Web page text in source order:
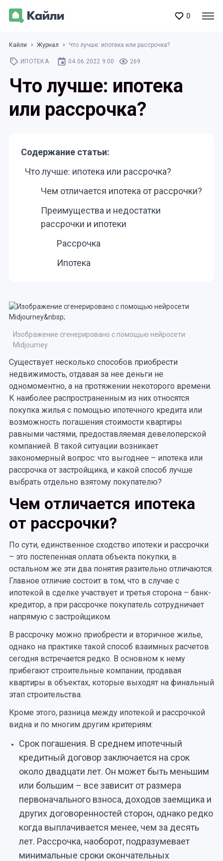
0
Кайли Журнал Что лучше: ипотека или рассрочка?
ИПОТЕКА 04.06.2022 9:00 269
Что лучше: ипотека
или рассрочка?
Содержание статьи:
Что лучше: ипотека или рассрочка?
Чем отличается ипотека от рассрочки?
Преимущества и недостатки
рассрочки и ипотеки
Рассрочка
Ипотека
Изображение сгенерировано с помощью нейросети
Midjourney
Существует несколько способов приобрести
недвижимость, отдавая за нее деньги не
одномоментно, а на протяжении некоторого времени.
К наиболее распространенным из них относятся
покупка жилья с помощью ипотечного кредита или
возможность погашения стоимости квартиры
равными частями, предоставляемая девелоперской
компанией. В такой ситуации возникает
закономерный вопрос: что выгоднее – ипотека или
рассрочка от застройщика, и какой способ лучше
выбрать отдельно взятому покупателю?
Чем отличается ипотека
от рассрочки?
По сути, единственное сходство ипотеки и рассрочки
– это постепенная оплата объекта покупки, в
остальном же эти два понятия разительно отличаются.
Главное отличие состоит в том, что в случае с
ипотекой в сделке участвует и третья сторона – банк-
кредитор, а при рассрочке покупатель сотрудничает
напрямую с застройщиком.
В рассрочку можно приобрести и вторичное жилье,
однако на практике такой способ взаимных расчетов
сегодня встречается редко. В основном к нему
прибегают строительные компании, продавая
квартиры в объектах, которые выходят на финальный
этап строительства.
Кроме этого, разница между ипотекой и рассрочкой
видна и по многим другим критериям:
Срок погашения. В среднем ипотечный
кредитный договор заключается на срок
около двадцати лет. Он может быть меньшим
или большим – все зависит от размера
первоначального взноса, доходов заемщика и
других договоренностей сторон, однако редко
когда выплачивается менее, чем за десять
лет. Рассрочка, наоборот, подразумевает
минимальные сроки окончательных